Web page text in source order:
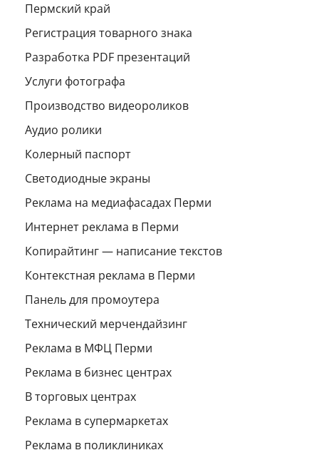
Пермский край
Регистрация товарного знака
Разработка PDF презентаций
Услуги фотографа
Производство видеороликов
Аудио ролики
Колерный паспорт
Светодиодные экраны
Реклама на медиафасадах Перми
Интернет реклама в Перми
Копирайтинг — написание текстов
Контекстная реклама в Перми
Панель для промоутера
Технический мерчендайзинг
Реклама в МФЦ Перми
Реклама в бизнес центрах
В торговых центрах
Реклама в супермаркетах
Реклама в поликлиниках